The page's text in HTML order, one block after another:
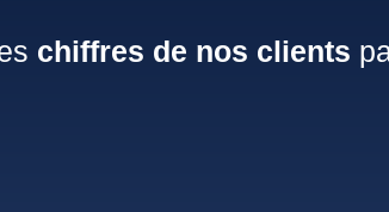
chiffres de nos clients